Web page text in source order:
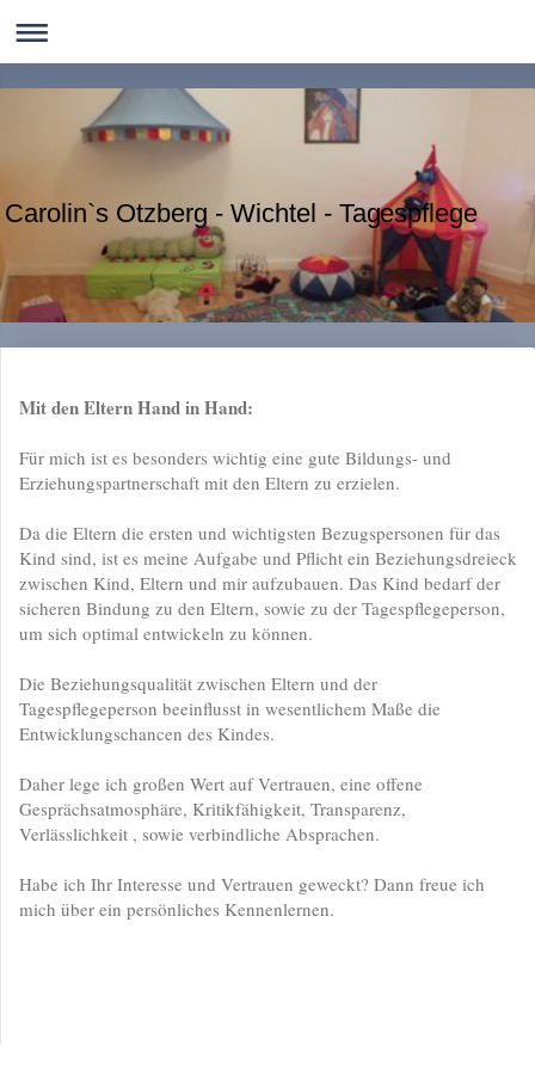
Carolin`s Otzberg - Wichtel - Tagespflege
Mit den Eltern Hand in Hand:
Für mich ist es besonders wichtig eine gute Bildungs- und
Erziehungspartnerschaft mit den Eltern zu erzielen.
Da die Eltern die ersten und wichtigsten Bezugspersonen für das
Kind sind, ist es meine Aufgabe und Pflicht ein Beziehungsdreieck
zwischen Kind, Eltern und mir aufzubauen. Das Kind bedarf der
sicheren Bindung zu den Eltern, sowie zu der Tagespflegeperson,
um sich optimal entwickeln zu können.
Die Beziehungsqualität zwischen Eltern und der
Tagespflegeperson beeinflusst in wesentlichem Maße die
Entwicklungschancen des Kindes.
Daher lege ich großen Wert auf Vertrauen, eine offene
Gesprächsatmosphäre, Kritikfähigkeit, Transparenz,
Verlässlichkeit , sowie verbindliche Absprachen.
Habe ich Ihr Interesse und Vertrauen geweckt? Dann freue ich
mich über ein persönliches Kennenlernen.